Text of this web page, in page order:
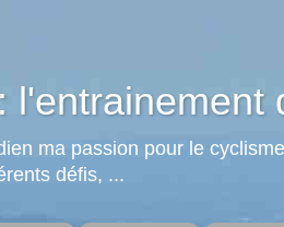
l'entrainement
ma passion pour le
défis, ...